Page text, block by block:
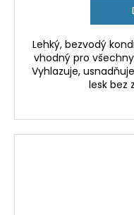
Lehký, bezvodý
vhodný pro
Vyhlazuje,
lesk bez